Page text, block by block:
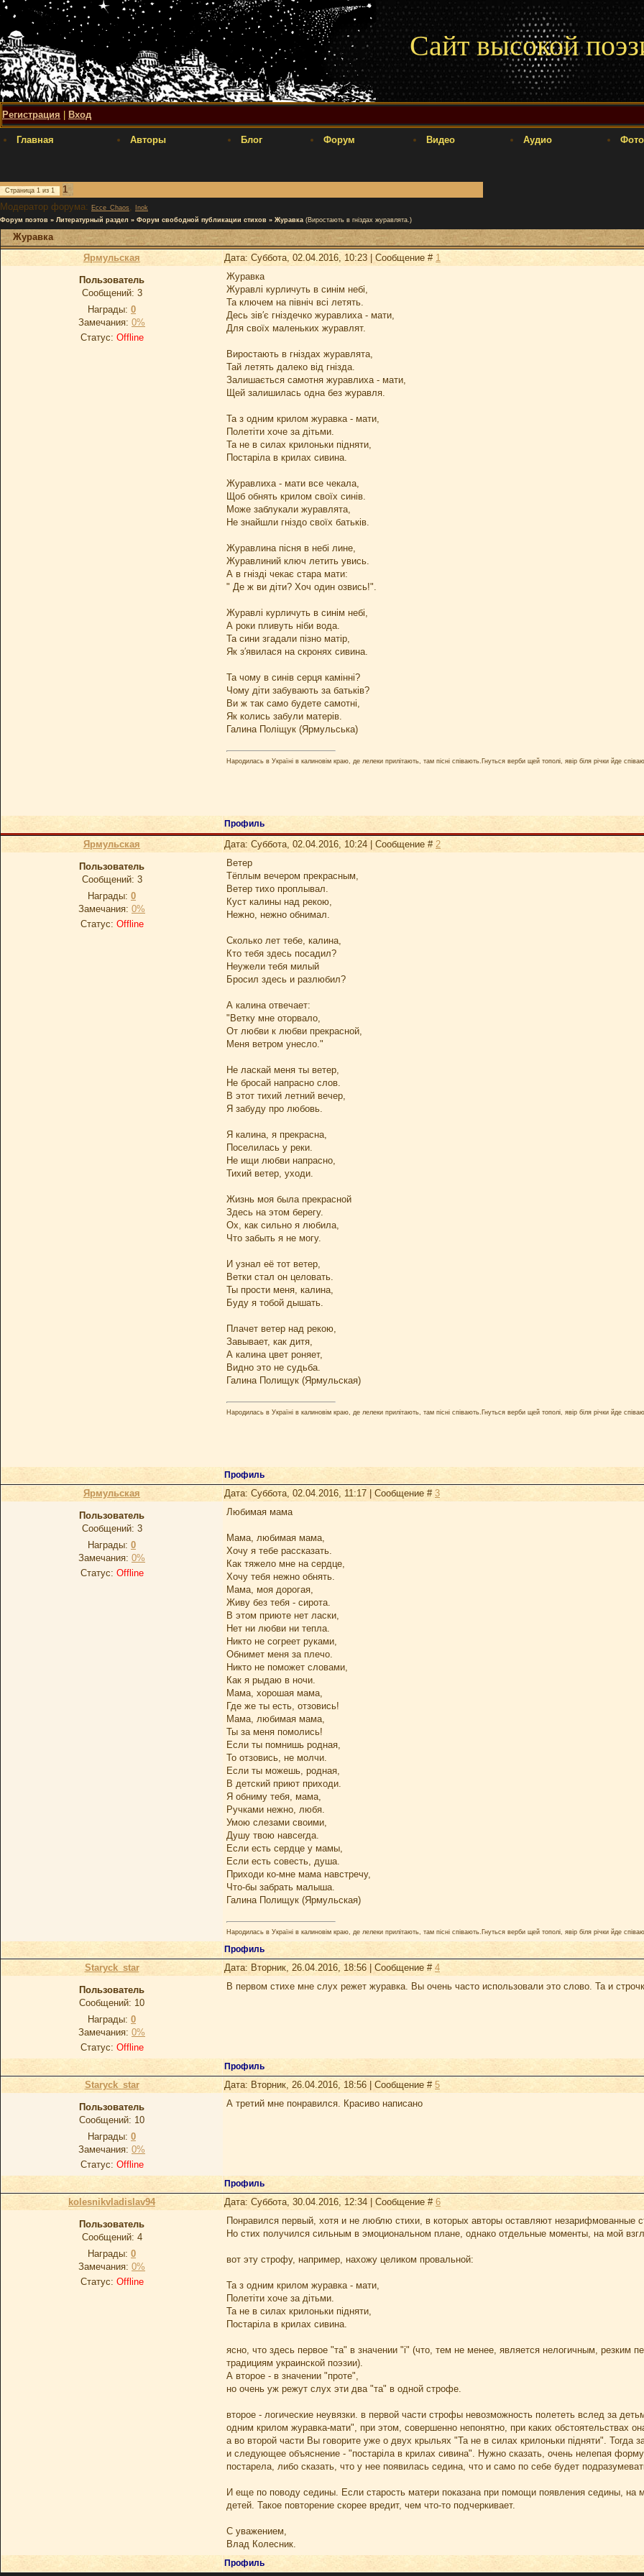
Сайт высокой
Регистрация Вход
Главная Авторы Блог Форум Видео Аудио
Страница 1 из 1
1
Модератор форума: Ecce_Chaos ,
Inok
Форум поэтов » Литературный раздел » Форум свободной публикации стихов » Журавка (Виростають в гніздах журавлята.)
Журавка
Ярмульская
Дата: Суббота, 02.04.2016, 10:23 | Сообщение # 1
Пользователь
Сообщений: 3
Награды: 0
Замечания: 0%
Статус: Offline
Журавка
Журавлі курличуть в синім небі,
Та ключем на північ всі летять.
Десь зів′є гніздечко журавлиха - мати,
Для своїх маленьких журавлят.
Виростають в гніздах журавлята,
Тай летять далеко від гнізда.
Залишається самотня журавлиха - мати,
Щей залишилась одна без журавля.
Та з одним крилом журавка - мати,
Полетіти хоче за дітьми.
Та не в силах крилоньки підняти,
Постаріла в крилах сивина.
Журавлиха - мати все чекала,
Щоб обнять крилом своїх синів.
Може заблукали журавлята,
Не знайшли гніздо своїх батьків.
Журавлина пісня в небі лине,
Журавлиний ключ летить увись.
А в гнізді чекає стара мати:
" Де ж ви діти? Хоч один озвись!".
Журавлі курличуть в синім небі,
А роки пливуть ніби вода.
Та сини згадали пізно матір,
Як з′явилася на скронях сивина.
Та чому в синів серця камінні?
Чому діти забувають за батьків?
Ви ж так само будете самотні,
Як колись забули матерів.
Галина Поліщук (Ярмульська)
Народилась в Україні в калиновім краю, де лелеки прилітають, там пісні співають.Гнуться верби щей тополі, явір біля річки йде
Профиль
Ярмульская Дата: Суббота, 02.04.2016, 10:24 | Сообщение # 2
Пользователь
Сообщений: 3
Награды: 0
Замечания: 0%
Статус: Offline
Ветер
Тёплым вечером прекрасным,
Ветер тихо проплывал.
Куст калины над рекою,
Нежно, нежно обнимал.
Сколько лет тебе, калина,
Кто тебя здесь посадил?
Неужели тебя милый
Бросил здесь и разлюбил?
А калина отвечает:
"Ветку мне оторвало,
От любви к любви прекрасной,
Меня ветром унесло."
Не ласкай меня ты ветер,
Не бросай напрасно слов.
В этот тихий летний вечер,
Я забуду про любовь.
Я калина, я прекрасна,
Поселилась у реки.
Не ищи любви напрасно,
Тихий ветер, уходи.
Жизнь моя была прекрасной
Здесь на этом берегу.
Ох, как сильно я любила,
Что забыть я не могу.
И узнал её тот ветер,
Ветки стал он целовать.
Ты прости меня, калина,
Буду я тобой дышать.
Плачет ветер над рекою,
Завывает, как дитя,
А калина цвет роняет,
Видно это не судьба.
Галина Полищук (Ярмульская)
Народилась в Україні в калиновім краю, де лелеки прилітають, там пісні співають.Гнуться верби щей тополі, явір біля річки йде
Профиль
Ярмульская Дата: Суббота, 02.04.2016, 11:17 | Сообщение # 3
Пользователь
Сообщений: 3
Награды: 0
Замечания: 0%
Статус: Offline
Любимая мама
Мама, любимая мама,
Хочу я тебе рассказать.
Как тяжело мне на сердце,
Хочу тебя нежно обнять.
Мама, моя дорогая,
Живу без тебя - сирота.
В этом приюте нет ласки,
Нет ни любви ни тепла.
Никто не согреет руками,
Обнимет меня за плечо.
Никто не поможет словами,
Как я рыдаю в ночи.
Мама, хорошая мама,
Где же ты есть, отзовись!
Мама, любимая мама,
Ты за меня помолись!
Если ты помнишь родная,
То отзовись, не молчи.
Если ты можешь, родная,
В детский приют приходи.
Я обниму тебя, мама,
Ручками нежно, любя.
Умою слезами своими,
Душу твою навсегда.
Если есть сердце у мамы,
Если есть совесть, душа.
Приходи ко-мне мама навстречу,
Что-бы забрать малыша.
Галина Полищук (Ярмульская)
Народилась в Україні в калиновім краю, де лелеки прилітають, там пісні співають.Гнуться верби щей тополі, явір біля річки йде
Профиль
Staryck_star Дата: Вторник, 26.04.2016, 18:56 | Сообщение # 4
Пользователь
Сообщений: 10
Награды: 0
Замечания: 0%
Статус: Offline
В первом стихе мне слух режет журавка. Вы очень часто использовали это слово. Та и
Профиль
Staryck_star Дата: Вторник, 26.04.2016, 18:56 | Сообщение # 5
Пользователь
Сообщений: 10
Награды: 0
Замечания: 0%
Статус: Offline
А третий мне понравился. Красиво написано
Профиль
kolesnikvladislav94 Дата: Суббота, 30.04.2016, 12:34 | Сообщение # 6
Пользователь
Сообщений: 4
Награды: 0
Замечания: 0%
Статус: Offline
Понравился первый, хотя и не люблю стихи, в которых авторы оставляют
Но стих получился сильным в эмоциональном плане, однако отдельные моменты, на мой
вот эту строфу, например, нахожу целиком провальной:
Та з одним крилом журавка - мати,
Полетіти хоче за дітьми.
Та не в силах крилоньки підняти,
Постаріла в крилах сивина.
ясно, что здесь первое "та" в значении "і" (что, тем не менее, является нелогичным,
традициям украинской поэзии).
А второе - в значении "проте",
но очень уж режут слух эти два "та" в одной строфе.
второе - логические неувязки. в первой части строфы невозможность полететь вслед за
одним крилом журавка-мати", при этом, совершенно непонятно, при каких обстоятельствах
а во второй части Вы говорите уже о двух крыльях "Та не в силах крилоньки підняти". Тогда
и следующее объяснение - "постаріла в крилах сивина". Нужно сказать, очень нелепая
постарела, либо сказать, что у нее появилась седина, что и само по себе будет
И еще по поводу седины. Если старость матери показана при помощи появления седины, на
детей. Такое повторение скорее вредит, чем что-то подчеркивает.
С уважением,
Влад Колесник.
Профиль